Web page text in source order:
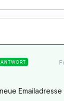
ANTWORT